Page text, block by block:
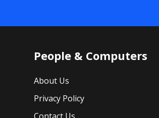
People & Computers
About Us
Privacy Policy